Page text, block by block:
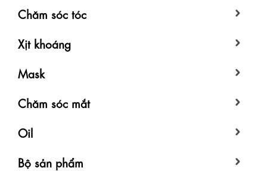
Chăm sóc tóc
Xịt khoáng
Mask
Chăm sóc mắt
Oil
Bộ sản phẩm